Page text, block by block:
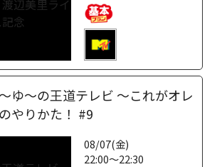
ゆ～の王道テレビ ～これがオレ
やりかた！ #9
08/07(金)
22:00～22:30